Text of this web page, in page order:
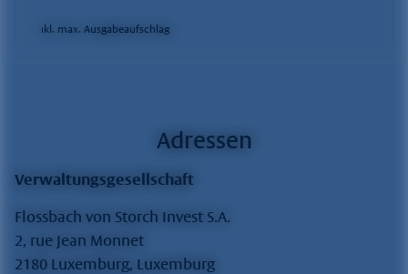
* inkl. max. Ausgabeaufschlag
Adressen
Verwaltungsgesellschaft
Flossbach von Storch Invest S.A.
2, rue Jean Monnet
2180 Luxemburg, Luxemburg